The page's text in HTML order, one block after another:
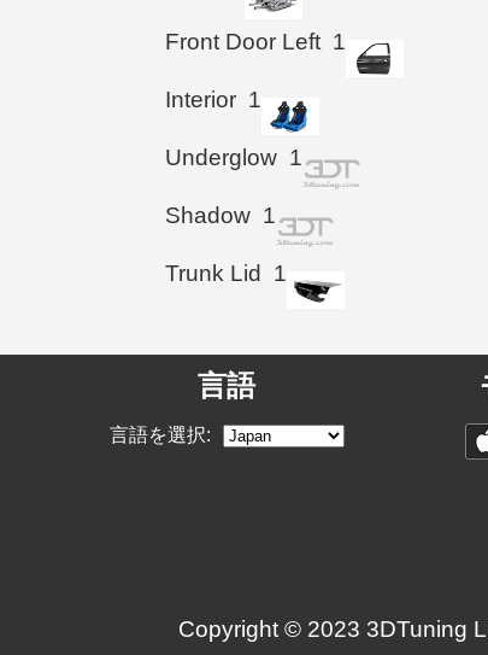
Front Door Left 1
Interior 1
Underglow 1
Shadow 1
Trunk Lid 1
言語
言語を選択:
Copyright © 2023 3DTuning